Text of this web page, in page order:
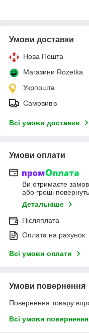
Умови доставки
Нова Пошта
Магазини Rozetka
Укрпошта
Самовивіз
Всі умови доставки
Умови оплати
Ви отримаєте
або гроші
Детальніше
Післяплата
Оплата на рахунок
Всі умови оплати
Умови повернення
Повернення товару
Всі умови повернення